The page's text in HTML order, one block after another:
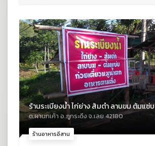
ร้านอาหารอีสาน
ร้านระเบียงน้ำ ไก่ย่าง ส้มตำ ลาบขม ต้มแซ่บ
ต.ผานกเค้า อ.ภูกระดึง จ.เลย 42180